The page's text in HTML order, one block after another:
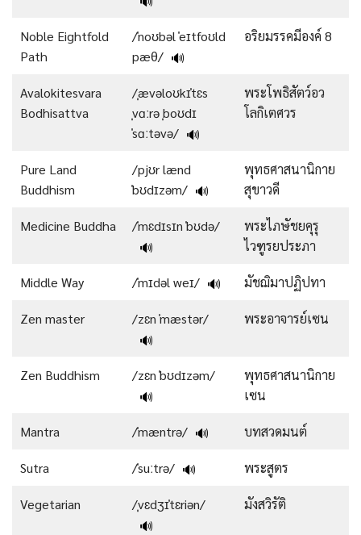
Noble Eightfold
Path
/ˈnoʊbəl ˈeɪtfoʊld
pæθ/ 🔊
อริยมรรคมีองค์ 8
Avalokitesvara
Bodhisattva
/ˌævəloʊkɪˈtɛs
ˌvɑːrə ˌboʊdɪ
ˈsɑːtəvə/ 🔊
พระโพธิสัตว์อว
โลกิเตศวร
Pure Land
Buddhism
/pjʊr lænd
ˈbʊdɪzəm/ 🔊
พุทธศาสนานิกาย
สุขาวดี
Medicine Buddha
/ˈmɛdɪsɪn ˈbʊdə/
🔊
พระไภษัชยคุรุ
ไวฑูรยประภา
Middle Way /ˈmɪdəl weɪ/ 🔊 มัชฌิมาปฏิปทา
Zen master
/zɛn ˈmæstər/
🔊
พระอาจารย์เซน
Zen Buddhism
/zɛn ˈbʊdɪzəm/
🔊
พุทธศาสนานิกาย
เซน
Mantra /ˈmæntrə/ 🔊 บทสวดมนต์
Sutra /ˈsuːtrə/ 🔊 พระสูตร
Vegetarian
/ˌvɛdʒɪˈtɛriən/
🔊
มังสวิรัติ